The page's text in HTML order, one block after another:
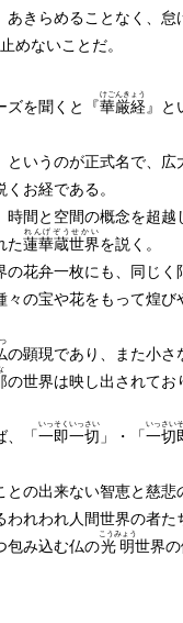
あきらめることなく、怠
めないことだ。
を聞くと『華厳経
けごんきょう
』と
というのが正式名で、広
お経である。
時間と空間の概念を超越
た蓮華蔵世界
れんげぞうせかい
を説く。
の花弁一枚にも、同じく
々の宝や花をもって煌び
の顕現であり、また小さ
の世界は映し出されてお
、「 一即一切
いっそくいっさい
」・「 一切
いっさい
との出来ない智恵と慈悲
われわれ人間世界の者た
包み込む仏の光明
こうみょう
世界